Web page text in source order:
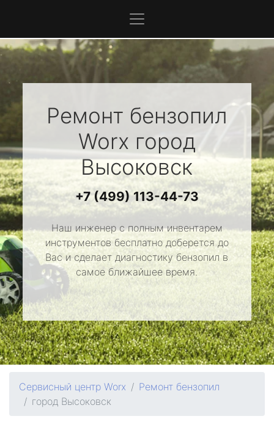
Ремонт бензопил
Worx город
Высоковск
+7 (499) 113-44-73
Наш инженер с полным инвентарем
инструментов бесплатно доберется до
Вас и сделает диагностику бензопил в
самое ближайшее время.
Сервисный центр Worx
Ремонт бензопил
город Высоковск